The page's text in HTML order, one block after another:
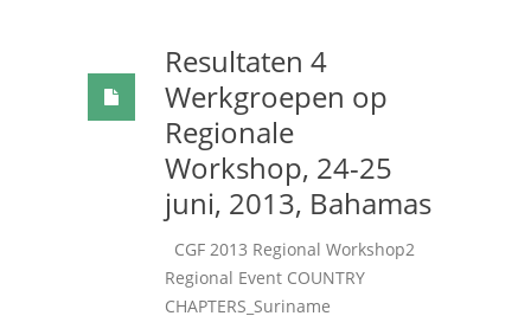
Resultaten 4
Werkgroepen op
Regionale
Workshop, 24-25
juni, 2013, Bahamas
CGF 2013 Regional Workshop2
Regional Event COUNTRY
CHAPTERS_Suriname